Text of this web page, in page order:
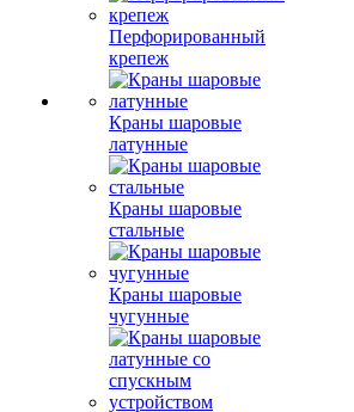
Перфорированный
крепеж
Краны шаровые
латунные
Краны шаровые
стальные
Краны шаровые
чугунные